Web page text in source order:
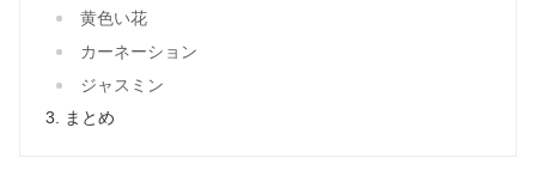
黄色い花
カーネーション
ジャスミン
まとめ